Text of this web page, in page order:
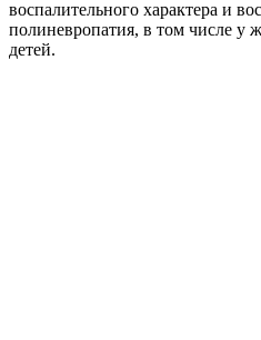
воспалительного характера и
полиневропатия, в том числе
детей.